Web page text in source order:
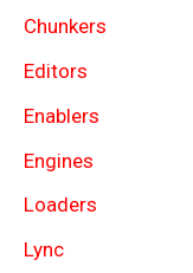
Chunkers
Editors
Enablers
Engines
Loaders
Lync